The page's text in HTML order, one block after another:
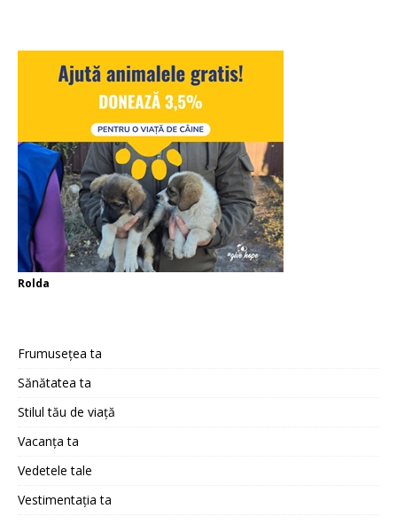
Rolda
Frumusețea ta
Sănătatea ta
Stilul tău de viață
Vacanța ta
Vedetele tale
Vestimentația ta